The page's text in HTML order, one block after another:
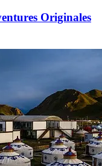
Originales